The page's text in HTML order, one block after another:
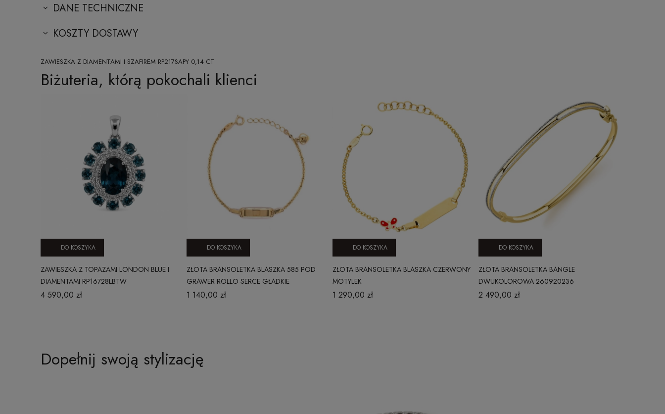
DANE TECHNICZNE
KOSZTY DOSTAWY
ZAWIESZKA Z DIAMENTAMI I SZAFIREM RP217SAPY 0,14 CT
Biżuteria, którą pokochali klienci
ZAWIESZKA Z TOPAZAMI LONDON BLUE I
DIAMENTAMI RP16728LBTW
4 590,00 zł
DO KOSZYKA
ZŁOTA BRANSOLETKA BLASZKA 585 POD
GRAWER ROLLO SERCE GŁADKIE
1 140,00 zł
DO KOSZYKA
ZŁOTA BRANSOLETKA BLASZKA CZERWONY
MOTYLEK
1 290,00 zł
DO KOSZYKA
ZŁOTA BRANSOLETKA BANGLE
DWUKOLOROWA 260920236
2 490,00 zł
DO KOSZYKA
Dopełnij swoją stylizację